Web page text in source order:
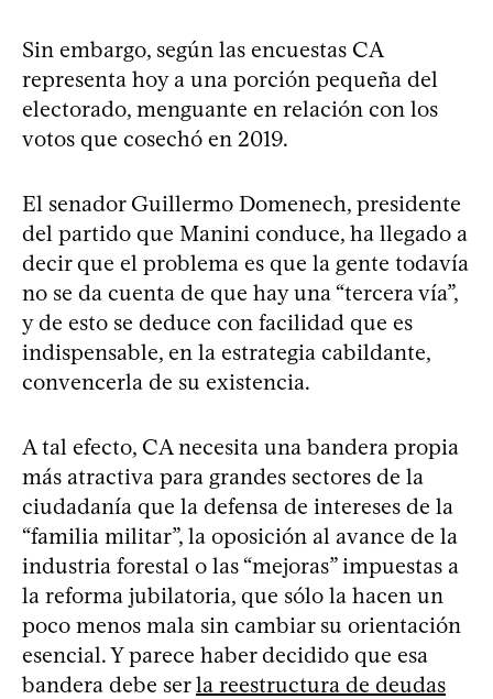
Sin embargo, según las encuestas CA
representa hoy a una porción pequeña del
electorado, menguante en relación con los
votos que cosechó en 2019.
El senador Guillermo Domenech, presidente
del partido que Manini conduce, ha llegado a
decir que el problema es que la gente todavía
no se da cuenta de que hay una “tercera vía”,
y de esto se deduce con facilidad que es
indispensable, en la estrategia cabildante,
convencerla de su existencia.
A tal efecto, CA necesita una bandera propia
más atractiva para grandes sectores de la
ciudadanía que la defensa de intereses de la
“familia militar”, la oposición al avance de la
industria forestal o las “mejoras” impuestas a
la reforma jubilatoria, que sólo la hacen un
poco menos mala sin cambiar su orientación
esencial. Y parece haber decidido que esa
bandera debe serla reestructura de deudas